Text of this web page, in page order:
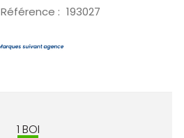
Référence : 193027
1 BOI